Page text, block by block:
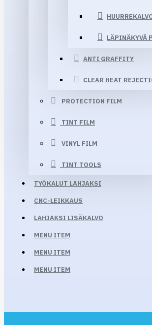
LÄPINÄKYVÄ
ANTI GRAFFITY
CLEAR HEAT
PROTECTION FILM
TINT FILM
VINYL FILM
TINT TOOLS
TYÖKALUT LAHJAKSI
CNC-LEIKKAUS
LAHJAKSI LISÄKALVO
MENU ITEM
MENU ITEM
MENU ITEM